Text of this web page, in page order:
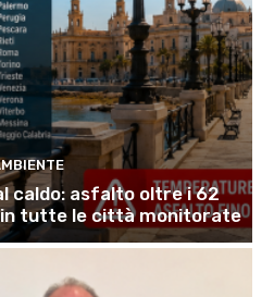
caldo: asfalto oltre i 62
in tutte le città monitorate